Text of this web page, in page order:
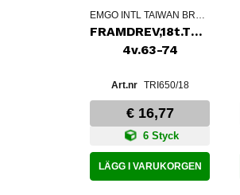
EMGO INTL TAIWAN BRANCH
FRAMDREV,18t.TRI650
4v.63-74
TRI650/18
€ 16,77
6 Styck
LÄGG I VARUKORGEN